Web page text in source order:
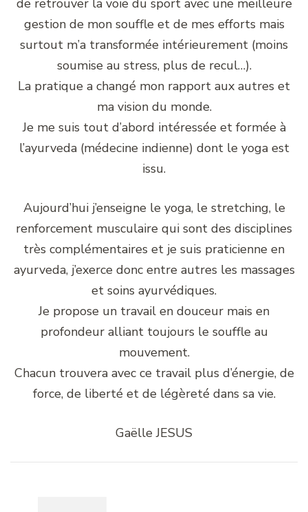
de retrouver la voie du sport avec une meilleure
gestion de mon souffle et de mes efforts mais
surtout m’a transformée intérieurement (moins
soumise au stress, plus de recul…).
La pratique a changé mon rapport aux autres et
ma vision du monde.
Je me suis tout d’abord intéressée et formée à
l’ayurveda (médecine indienne) dont le yoga est
issu.
Aujourd’hui j’enseigne le yoga, le stretching, le
renforcement musculaire qui sont des disciplines
très complémentaires et je suis praticienne en
ayurveda, j’exerce donc entre autres les massages
et soins ayurvédiques.
Je propose un travail en douceur mais en
profondeur alliant toujours le souffle au
mouvement.
Chacun trouvera avec ce travail plus d’énergie, de
force, de liberté et de légèreté dans sa vie.
Gaëlle JESUS